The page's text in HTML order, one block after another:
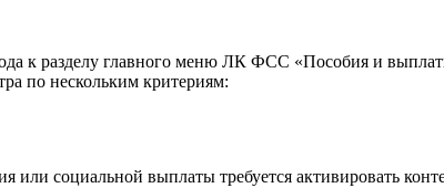
к разделу главного меню ЛК ФСС «Пособия и
по нескольким критериям:
или социальной выплаты требуется активировать